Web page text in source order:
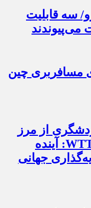
در آیفون ۱۸ پرو/ سه قابلیت
می‌پیوندند
مسافربری چین
از مرز
یک تریلیون دلار گذشت/ WTTC: آینده
جهانی